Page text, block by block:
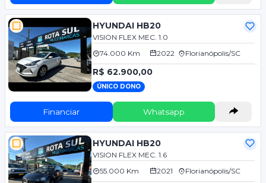
HYUNDAI HB20
VISION FLEX MEC. 1.0
74.000 Km
2022 Florianópolis/SC
R$ 62.900,00
ÚNICO DONO
Financiar Whatsapp
HYUNDAI HB20
VISION FLEX MEC. 1.6
55.000 Km
2021 Florianópolis/SC